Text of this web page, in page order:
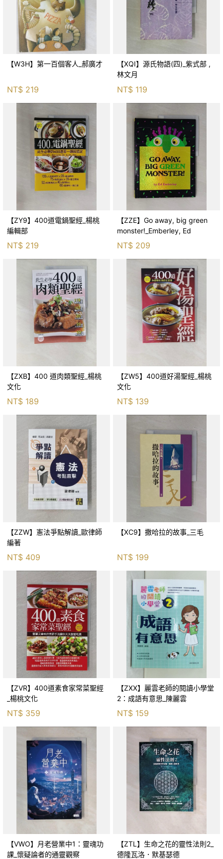
【W3H】第一百個客人_郝廣才
NT$ 219
【XQI】源氏物語(四)_紫式部 ,
林文月
NT$ 119
【ZY9】400道電鍋聖經_楊桃
編輯部
NT$ 219
【ZZE】Go away, big green
monster!_Emberley, Ed
NT$ 209
【ZXB】400 道肉類聖經_楊桃
文化
NT$ 189
【ZW5】400道好湯聖經_楊桃
文化
NT$ 139
【ZZW】憲法爭點解讀_歐律師
編著
NT$ 409
【XC9】撒哈拉的故事_三毛
NT$ 199
【ZVR】400道素食家常菜聖經
_楊桃文化
NT$ 359
【ZXX】麗雲老師的閱讀小學堂
2：成語有意思_陳麗雲
NT$ 159
【VWO】月老營業中1：靈魂功
課_懷疑論者的通靈觀察
【ZTL】生命之花的靈性法則2_
德隆瓦洛．默基瑟德